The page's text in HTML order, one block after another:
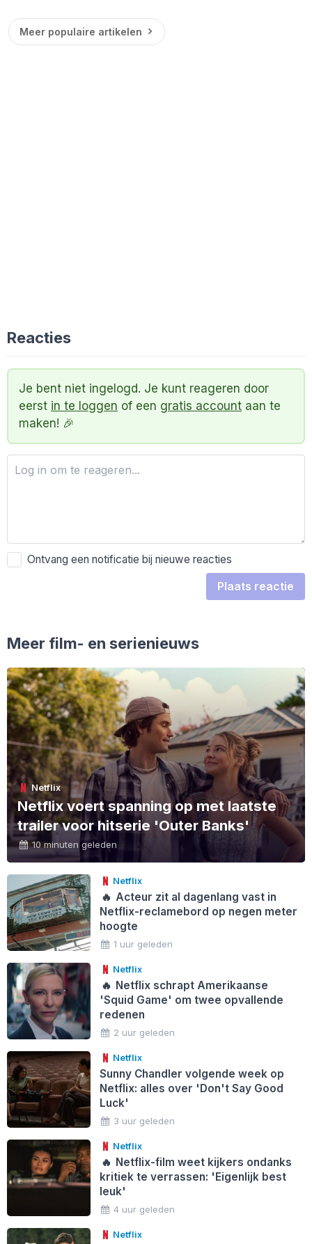
Meer populaire artikelen
Reacties
Je bent niet ingelogd. Je kunt reageren door
eerst in te loggen of een gratis account aan te
maken! 🎉
Ontvang een notificatie bij nieuwe reacties
Plaats reactie
Meer film- en serienieuws
Netflix
Netflix voert spanning op met laatste
trailer voor hitserie 'Outer Banks'
10 minuten geleden
Netflix
🔥 Acteur zit al dagenlang vast in
Netflix-reclamebord op negen meter
hoogte
1 uur geleden
Netflix
🔥 Netflix schrapt Amerikaanse
'Squid Game' om twee opvallende
redenen
2 uur geleden
Netflix
Sunny Chandler volgende week op
Netflix: alles over 'Don't Say Good
Luck'
3 uur geleden
Netflix
🔥 Netflix-film weet kijkers ondanks
kritiek te verrassen: 'Eigenlijk best
leuk'
4 uur geleden
Netflix